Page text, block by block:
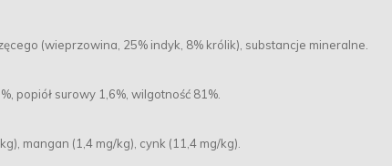
(wieprzowina, 25% indyk, 8% królik), substancje mineralne.
popiół surowy 1,6%, wilgotność 81%.
mangan (1,4 mg/kg), cynk (11,4 mg/kg).